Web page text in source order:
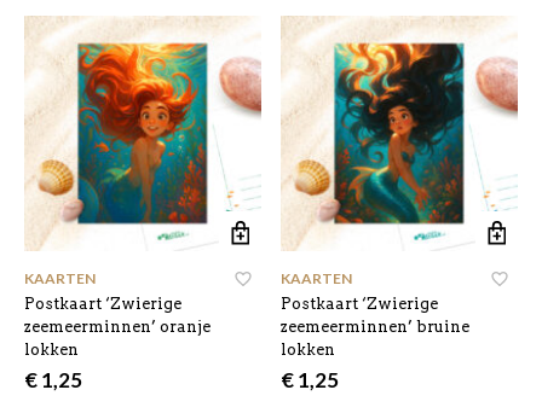
€ 5,00.
€ 4,40.
KAARTEN
Postkaart ‘Zwierige
zeemeerminnen’ oranje
lokken
€1,25
KAARTEN
Postkaart ‘Zwierige
zeemeerminnen’ bruine
lokken
€1,25